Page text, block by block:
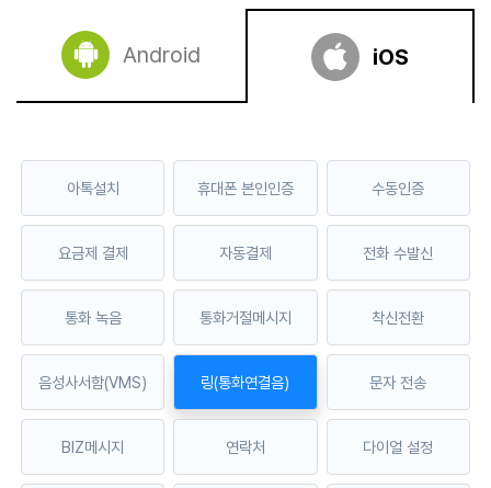
Android iOS
아톡설치 휴대폰 본인인증 수동인증
요금제 결제 자동결제 전화 수발신
통화 녹음 통화거절메시지 착신전환
음성사서함(VMS) 링(통화연결음) 문자 전송
BIZ메시지 연락처 다이얼 설정